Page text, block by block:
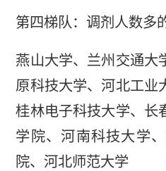
第四梯队：调剂人数多
燕山大学、兰州交通大
原科技大学、河北工业
桂林电子科技大学、长
学院、河南科技大学
院、河北师范大学